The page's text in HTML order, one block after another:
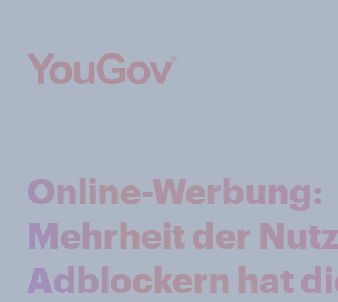
Online-Werbung:
Mehrheit der
Adblockern hat